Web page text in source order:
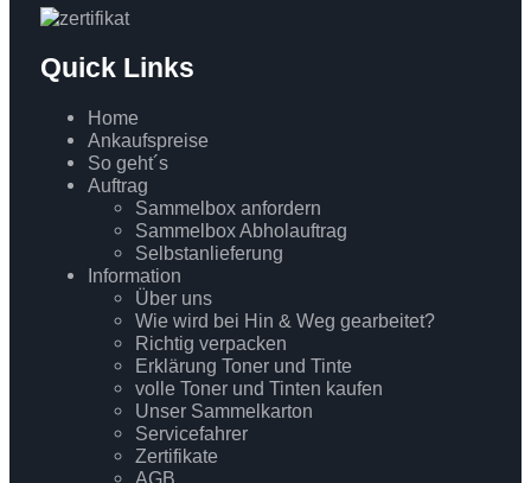
Quick Links
Home
Ankaufspreise
So geht´s
Auftrag
Sammelbox anfordern
Sammelbox Abholauftrag
Selbstanlieferung
Information
Über uns
Wie wird bei Hin & Weg gearbeitet?
Richtig verpacken
Erklärung Toner und Tinte
volle Toner und Tinten kaufen
Unser Sammelkarton
Servicefahrer
Zertifikate
AGB